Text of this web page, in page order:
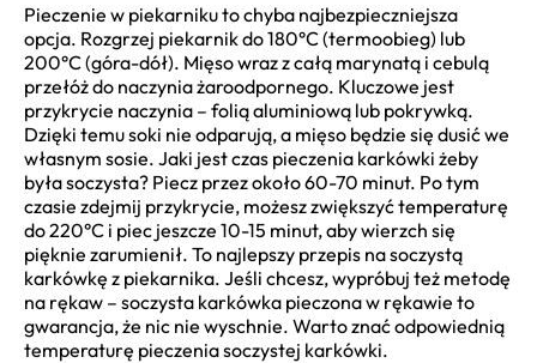
Pieczenie w piekarniku to chyba najbezpieczniejsza
opcja. Rozgrzej piekarnik do 180°C (termoobieg) lub
200°C (góra-dół). Mięso wraz z całą marynatą i cebulą
przełóż do naczynia żaroodpornego. Kluczowe jest
przykrycie naczynia – folią aluminiową lub pokrywką.
Dzięki temu soki nie odparują, a mięso będzie się dusić we
własnym sosie. Jaki jest czas pieczenia karkówki żeby
była soczysta? Piecz przez około 60-70 minut. Po tym
czasie zdejmij przykrycie, możesz zwiększyć temperaturę
do 220°C i piec jeszcze 10-15 minut, aby wierzch się
pięknie zarumienił. To najlepszy przepis na soczystą
karkówkę z piekarnika. Jeśli chcesz, wypróbuj też metodę
na rękaw – soczysta karkówka pieczona w rękawie to
gwarancja, że nic nie wyschnie. Warto znać odpowiednią
temperaturę pieczenia soczystej karkówki.